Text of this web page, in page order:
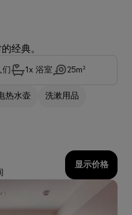
经典。
1x 浴室 25m²
热水壶 洗漱用品
显示价格